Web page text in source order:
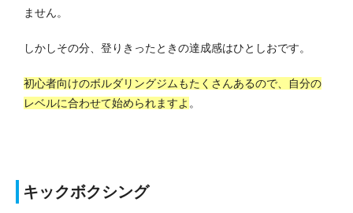
ません。
しかしその分、登りきったときの達成感はひとしおです。
初心者向けのボルダリングジムもたくさんあるので、自分の
レベルに合わせて始められますよ 。
キックボクシング